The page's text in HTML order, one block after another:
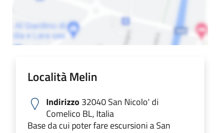
Località Melin
Indirizzo 32040 San Nicolo' di
Comelico BL, Italia
Base da cui poter fare escursioni a San